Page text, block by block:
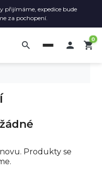
přijímáme, expedice bude
za pochopení.
search  shopping_cart
0
Produkty se